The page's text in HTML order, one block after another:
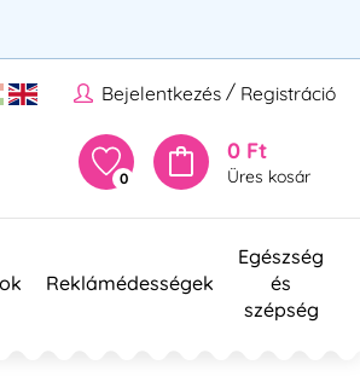
Bejelentkezés / Registráció
0
0 Ft
Üres kosár
Reklámédességek
Egészség
és
szépség